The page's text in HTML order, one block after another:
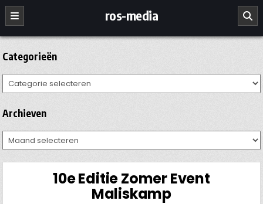
Ga
naar
de
inhoud
ros-media
Categorieën
Categorieën
Archieven
Archieven
10e Editie Zomer Event
Maliskamp